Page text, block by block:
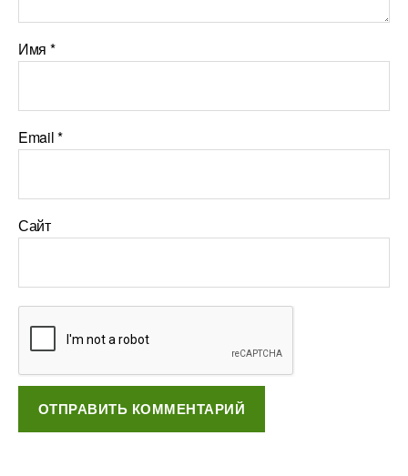
Имя *
Email*
Сайт